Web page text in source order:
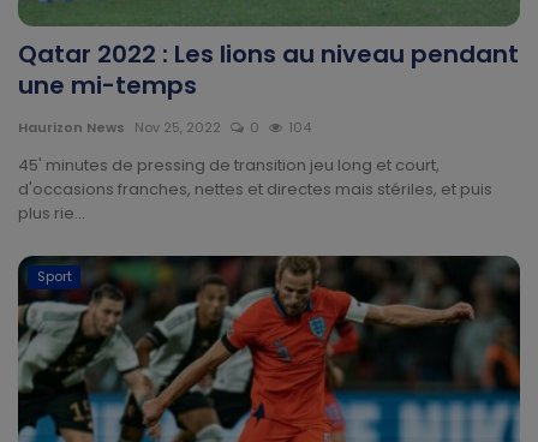
Sport
Culture
Divers
Actu People
Quiz
Voyages
Monde
Qatar 2022 : Les lions au niveau pendant
une mi-temps
Haurizon News Nov 25, 2022 0 104
45' minutes de pressing de transition jeu long et court,
d'occasions franches, nettes et directes mais stériles, et puis
plus rie...
Sport